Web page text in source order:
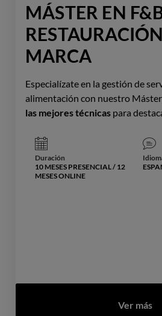
MÁSTER EN
MARCA
Especialízate en la gestión de
alimentación con nuestro
las mejores técnicas para
Duración
10 MESES PRESENCIAL / 12
MESES ONLINE
Ver más